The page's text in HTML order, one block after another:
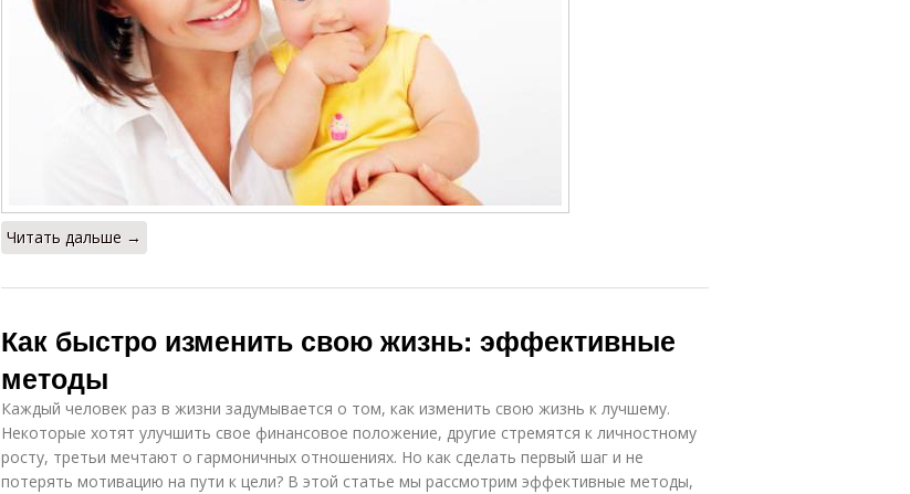
Читать дальше →
Как быстро изменить свою жизнь: эффективные
методы
Каждый человек раз в жизни задумывается о том, как изменить свою жизнь к лучшему.
Некоторые хотят улучшить свое финансовое положение, другие стремятся к личностному
росту, третьи мечтают о гармоничных отношениях. Но как сделать первый шаг и не
потерять мотивацию на пути к цели? В этой статье мы рассмотрим эффективные методы,